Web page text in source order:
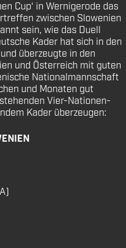
Cup‘ in Wernigerode das
zwischen Slowenien
sein, wie das Duell
Kader hat sich in den
überzeugte in den
und Österreich mit guten
Nationalmannschaft
und Monaten gut
Vier-Nationen-
Kader überzeugen: